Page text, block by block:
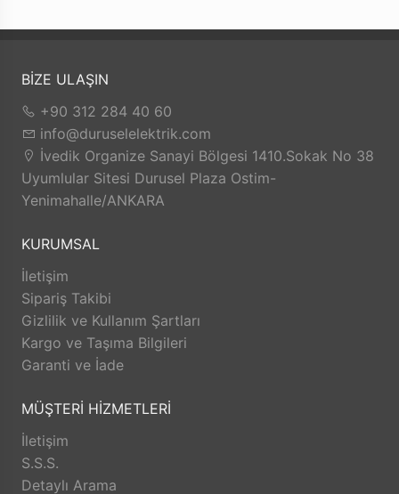
BİZE ULAŞIN
+90 312 284 40 60
info@duruselelektrik.com
İvedik Organize Sanayi Bölgesi 1410.Sokak No 38
Uyumlular Sitesi Durusel Plaza Ostim-
Yenimahalle/ANKARA
KURUMSAL
İletişim
Sipariş Takibi
Gizlilik ve Kullanım Şartları
Kargo ve Taşıma Bilgileri
Garanti ve İade
MÜŞTERİ HİZMETLERİ
İletişim
S.S.S.
Detaylı Arama